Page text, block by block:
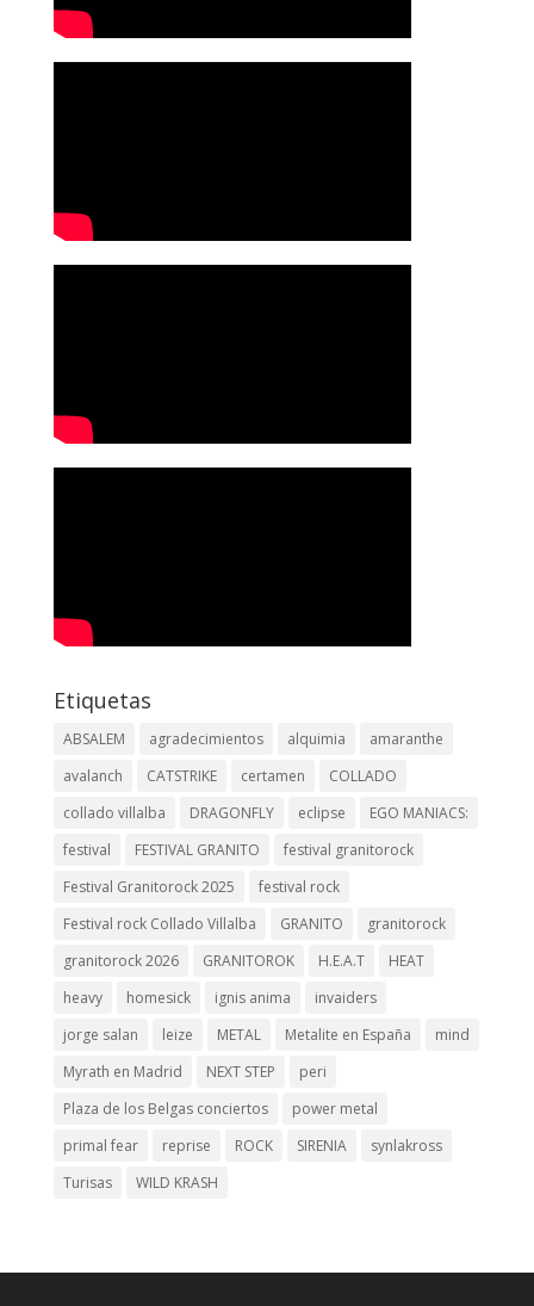
Etiquetas
ABSALEM agradecimientos alquimia
amaranthe
avalanch
CATSTRIKE certamen
COLLADO
collado villalba
DRAGONFLY eclipse
EGO MANIACS:
festival
FESTIVAL GRANITO
festival granitorock
Festival Granitorock 2025
festival rock
Festival rock Collado Villalba
GRANITO
granitorock
granitorock 2026
GRANITOROK H.E.A.T
HEAT
heavy
homesick ignis anima
invaiders
jorge salan
leize METAL Metalite en España
mind
Myrath en Madrid
NEXT STEP
peri
Plaza de los Belgas conciertos
power metal
primal fear
reprise ROCK SIRENIA
synlakross
Turisas
WILD KRASH